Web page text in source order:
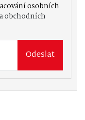
osobních
obchodních
Odeslat